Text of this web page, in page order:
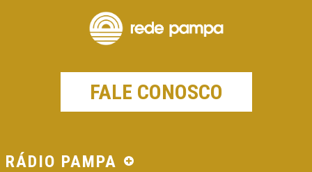
FALE CONOSCO
RÁDIO PAMPA